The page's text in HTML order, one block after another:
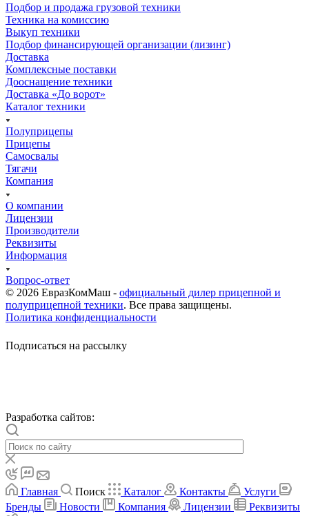
Подбор и продажа грузовой техники
Техника на комиссию
Выкуп техники
Подбор финансирующей организации (лизинг)
Доставка
Комплексные поставки
Дооснащение техники
Доставка «До ворот»
Каталог техники
Полуприцепы
Прицепы
Самосвалы
Тягачи
Компания
О компании
Лицензии
Производители
Реквизиты
Информация
Вопрос-ответ
© 2026 ЕвразКомМаш - официальный дилер прицепной и
полуприцепной техники. Все права защищены.
Политика конфиденциальности
Подписаться на рассылку
Разработка сайтов:
Главная Поиск Каталог Контакты
Услуги
Бренды
Новости Компания Лицензии
Реквизиты